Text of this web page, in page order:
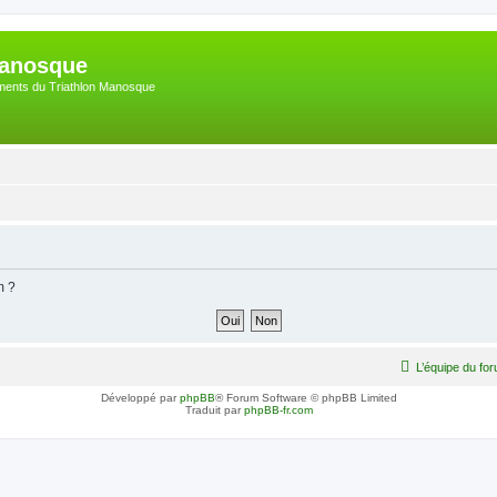
du Triathlon Manosque
?
L’équipe du
Développé parphpBB® Forum Software © phpBB Limited
Traduit parphpBB-fr.com